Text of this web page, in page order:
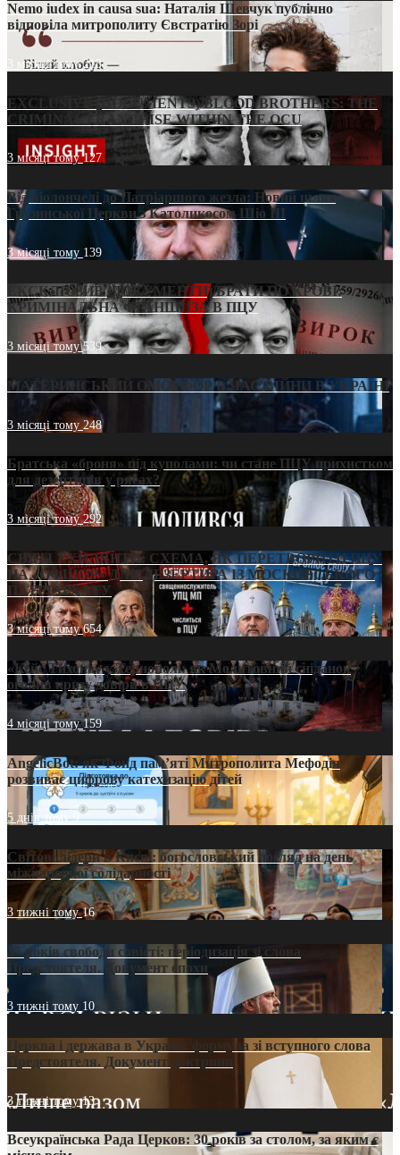
Nemo iudex in causa sua: Наталія Шевчук публічно
відповіла митрополиту Євстратію Зорі
3 місяці тому213
EXCLUSIVE (DOCUMENTS)/BLOOD BROTHERS: THE
CRIMINAL FRANCHISE WITHIN THE OCU
3 місяці тому127
Від віолончелі до Патріаршого жезла: Новий шлях
Грузинської Церкви з Католикосом Шіо III
3 місяці тому 139
ЕКСКЛЮЗИВ (ДОКУМЕНТИ)/БРАТИ ПО КРОВІ:
КРИМІНАЛЬНА ФРАНШИЗА В ПЦУ
3 місяці тому539
МАТЕРИНСЬКИЙ ОМОРФОР В ЧАС ВІЙНИ В УКРАЇНІ
3 місяці тому248
Братська «броня» під куполами: чи стане ПЦУ прихистком
для дезертирів у рясах?
3 місяці тому292
СВЯТІ УХИЛЯНТИ: СХЕМА, ЯК ПЕРЕТВОРИТИ ПЦУ
НА «ОФШОР» ДЛЯ ДЕЗЕРТИРА ІЗ МОСКОВСЬКОГО
ПАТРІАРХАТУ
3 місяці тому654
«Кейс Тихона» у Тернополі: як Молитовний сніданок
оголив кризу довіри в ПЦУ
4 місяці тому159
AngelicBot: як Фонд пам’яті Митрополита Мефодія
розвиває цифрову катехизацію дітей
5 днів тому9
Світові лідери в Києві: богословський погляд на день
міжнародної солідарності
3 тижні тому16
35 років свободи совісті: періодизація зі слова
Предстоятеля. Документ епохи
3 тижні тому 10
Церква і держава в Україні: формула зі вступного слова
Предстоятеля. Документ доктрини
3 тижні тому13
Всеукраїнська Рада Церков: 30 років за столом, за яким є